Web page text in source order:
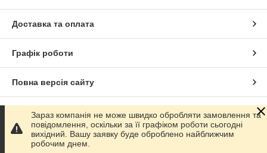
Доставка та оплата
Графік роботи
Повна версія сайту
Сайт створено на маркетплейсі Prom.ua
Політика конфіденційності
Зараз компанія не може швидко обробляти замовлення та
повідомлення, оскільки за її графіком роботи сьогодні
вихідний. Вашу заявку буде оброблено найближчим
робочим днем.